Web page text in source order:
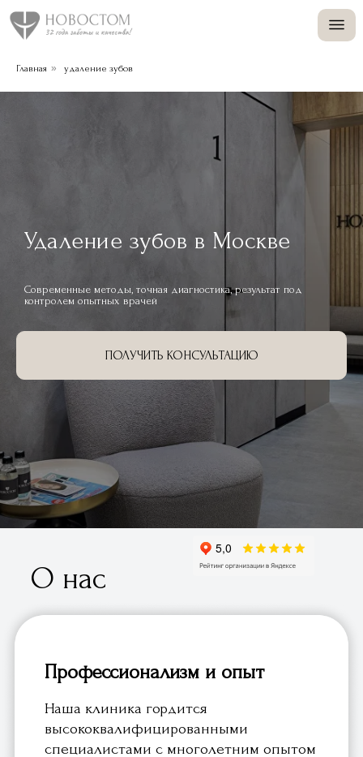
Главная » удаление зубов
Удаление зубов в Москве
Современные методы, точная диагностика, результат под
контролем опытных врачей
ПОЛУЧИТЬ КОНСУЛЬТАЦИЮ
О нас
Профессионализм и опыт
Наша клиника гордится
высококвалифицированными
работы в области стоматологии. Мы
стоматологических услуг, включая
терапию, ортодонтию, имплантологию и
технологии
Мы инвестируем в новейшие
стоматологические установки,